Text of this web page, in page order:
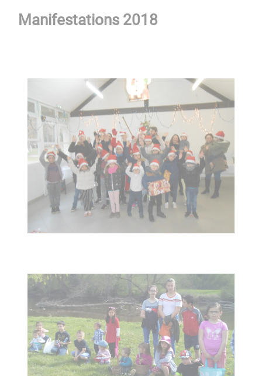
Manifestations 2018